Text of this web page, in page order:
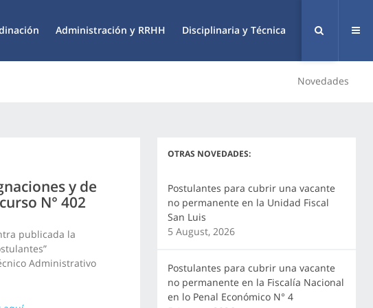
Administración y RRHH Disciplinaria y Técnica
Novedades
y de
N° 402
publicada la
Administrativo
OTRAS NOVEDADES:
Postulantes para cubrir una vacante
no permanente en la Unidad Fiscal
San Luis
5 August, 2026
Postulantes para cubrir una vacante
no permanente en la Fiscalía Nacional
en lo Penal Económico N° 4